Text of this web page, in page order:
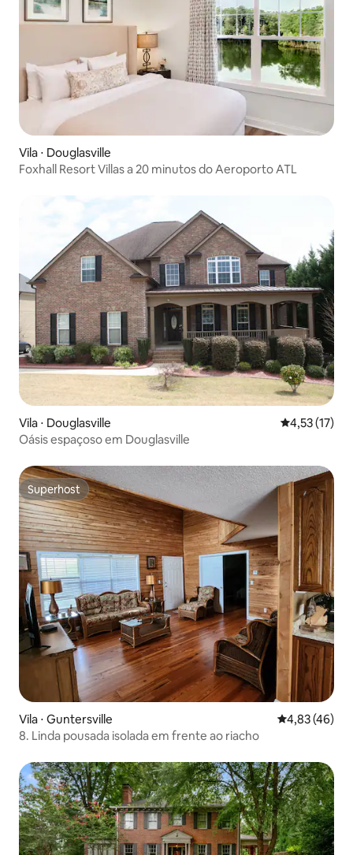
Vila ⋅ Douglasville
Foxhall Resort Villas a 20 minutos do Aeroporto ATL
Vila ⋅ Douglasville 4,53 de uma
4,53 (17)
Oásis espaçoso em Douglasville
Superhost
Superhost
Vila ⋅ Guntersville 4,83 de uma
4,83 (46)
8. Linda pousada isolada em frente ao riacho